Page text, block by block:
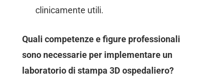
clinicamente utili.
Quali competenze e figure professionali
sono necessarie per implementare un
laboratorio di stampa 3D ospedaliero?